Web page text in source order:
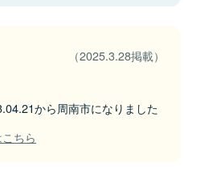
（2025.3.28掲載）
から周南市になりました
ちら